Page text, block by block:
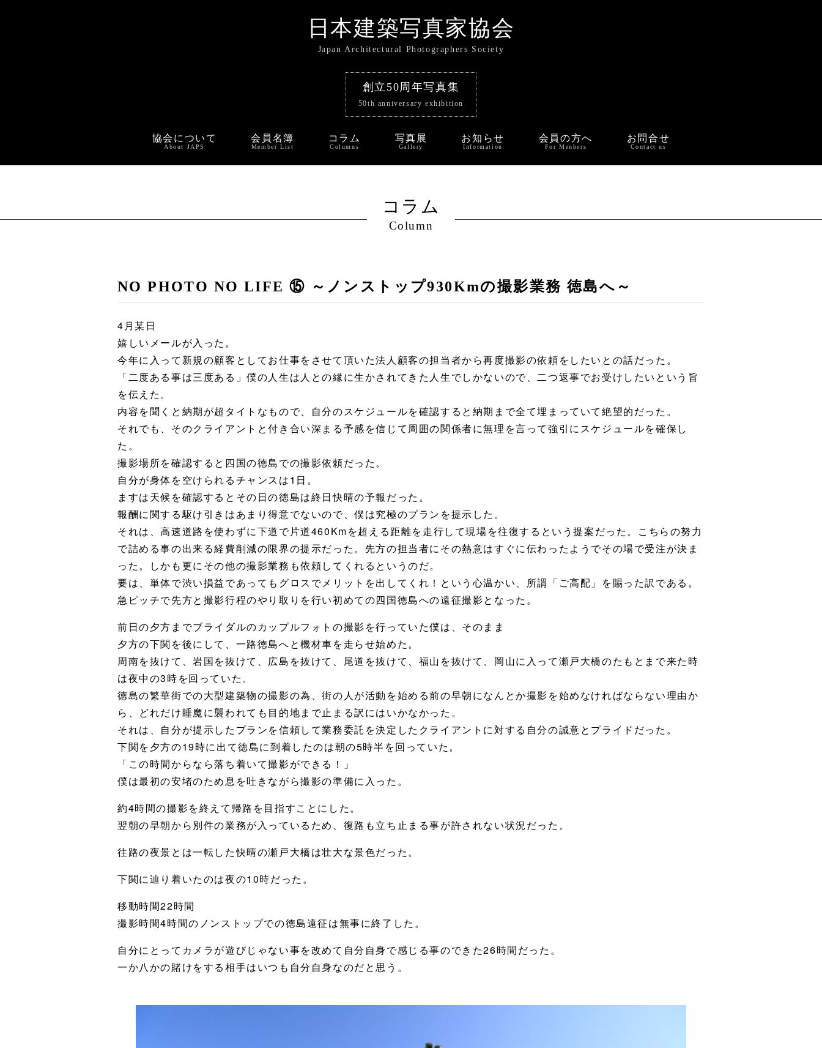
日本建築写真家協会
Japan Architectural Photographers Society
創立50周年写真集
50th anniversary exhibition
協会について
About JAPS
会員名簿
Member List
コラム
Columns
写真展
Gallery
お知らせ
Information
会員の方へ
For Menbers
お問合せ
Contact us
コラム
Column
NO PHOTO NO LIFE ⑮ ～ノンストップ930Kmの撮影業務 徳島へ～
4月某日
嬉しいメールが入った。
今年に入って新規の顧客としてお仕事をさせて頂いた法人顧客の担当者から再度撮影の依頼をしたいとの話だった。
「二度ある事は三度ある」僕の人生は人との縁に生かされてきた人生でしかないので、二つ返事でお受けしたいという旨
を伝えた。
内容を聞くと納期が超タイトなもので、自分のスケジュールを確認すると納期まで全て埋まっていて絶望的だった。
それでも、そのクライアントと付き合い深まる予感を信じて周囲の関係者に無理を言って強引にスケジュールを確保し
た。
撮影場所を確認すると四国の徳島での撮影依頼だった。
自分が身体を空けられるチャンスは1日。
ますは天候を確認するとその日の徳島は終日快晴の予報だった。
報酬に関する駆け引きはあまり得意でないので、僕は究極のプランを提示した。
それは、高速道路を使わずに下道で片道460Kmを超える距離を走行して現場を往復するという提案だった。こちらの努力
で詰める事の出来る経費削減の限界の提示だった。先方の担当者にその熱意はすぐに伝わったようでその場で受注が決ま
った。しかも更にその他の撮影業務も依頼してくれるというのだ。
要は、単体で渋い損益であってもグロスでメリットを出してくれ！という心温かい、所謂「ご高配」を賜った訳である。
急ピッチで先方と撮影行程のやり取りを行い初めての四国徳島への遠征撮影となった。
前日の夕方までブライダルのカップルフォトの撮影を行っていた僕は、そのまま
夕方の下関を後にして、一路徳島へと機材車を走らせ始めた。
周南を抜けて、岩国を抜けて、広島を抜けて、尾道を抜けて、福山を抜けて、岡山に入って瀬戸大橋のたもとまで来た時
は夜中の3時を回っていた。
徳島の繁華街での大型建築物の撮影の為、街の人が活動を始める前の早朝になんとか撮影を始めなければならない理由か
ら、どれだけ睡魔に襲われても目的地まで止まる訳にはいかなかった。
それは、自分が提示したプランを信頼して業務委託を決定したクライアントに対する自分の誠意とプライドだった。
下関を夕方の19時に出て徳島に到着したのは朝の5時半を回っていた。
「この時間からなら落ち着いて撮影ができる！」
僕は最初の安堵のため息を吐きながら撮影の準備に入った。
約4時間の撮影を終えて帰路を目指すことにした。
翌朝の早朝から別件の業務が入っているため、復路も立ち止まる事が許されない状況だった。
往路の夜景とは一転した快晴の瀬戸大橋は壮大な景色だった。
下関に辿り着いたのは夜の10時だった。
移動時間22時間
撮影時間4時間のノンストップでの徳島遠征は無事に終了した。
自分にとってカメラが遊びじゃない事を改めて自分自身で感じる事のできた26時間だった。
一か八かの賭けをする相手はいつも自分自身なのだと思う。